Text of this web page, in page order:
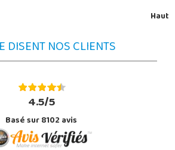
Haut
DISENT NOS CLIENTS
4.5/5
Basé sur 8102 avis